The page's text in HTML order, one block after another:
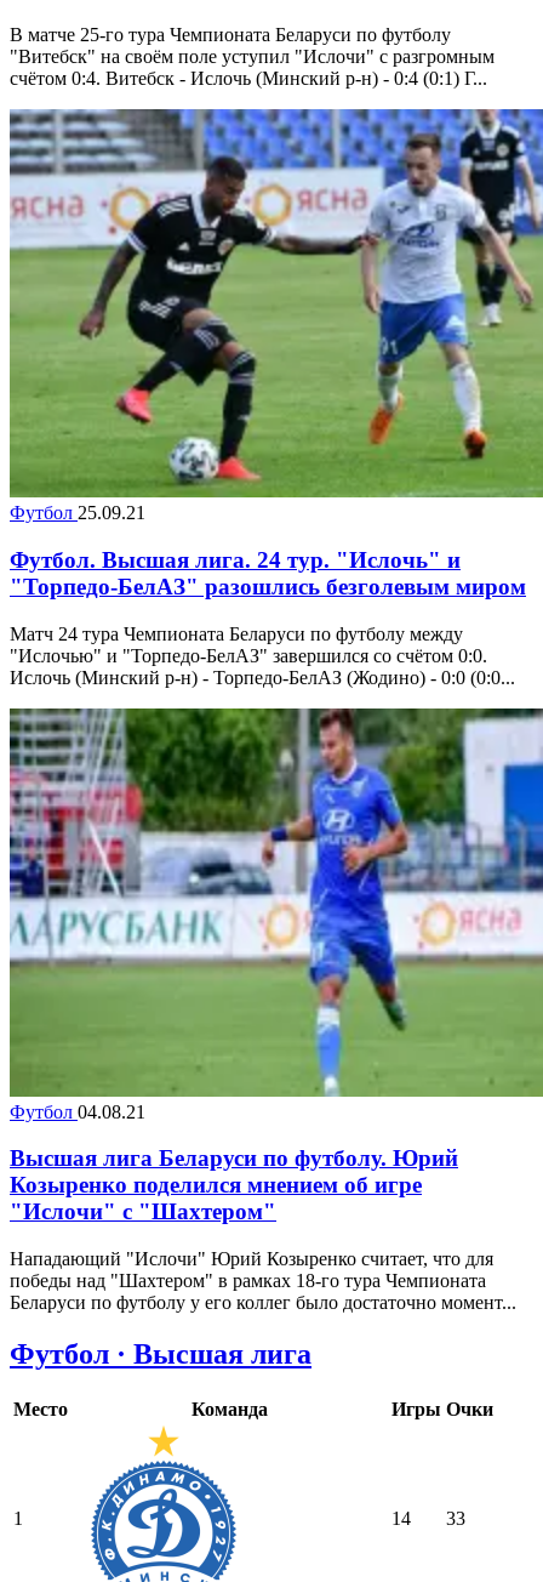
В матче 25-го тура Чемпионата Беларуси по футболу
"Витебск" на своём поле уступил "Ислочи" с разгромным
счётом 0:4. Витебск - Ислочь (Минский р-н) - 0:4 (0:1) Г...
Футбол 25.09.21
Футбол. Высшая лига. 24 тур. "Ислочь" и
"Торпедо-БелАЗ" разошлись безголевым миром
Матч 24 тура Чемпионата Беларуси по футболу между
"Ислочью" и "Торпедо-БелАЗ" завершился со счётом 0:0.
Ислочь (Минский р-н) - Торпедо-БелАЗ (Жодино) - 0:0 (0:0...
Футбол 04.08.21
Высшая лига Беларуси по футболу. Юрий
Козыренко поделился мнением об игре
"Ислочи" с "Шахтером"
Нападающий "Ислочи" Юрий Козыренко считает, что для
победы над "Шахтером" в рамках 18-го тура Чемпионата
Беларуси по футболу у его коллег было достаточно момент...
Футбол · Высшая лига
Место Команда Игры Очки
1 14 33